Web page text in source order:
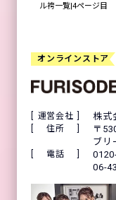
ル袴一覧|4ページ目
オンラインストア
運営会社 株式
住所
〒
ブリ
電話
06-